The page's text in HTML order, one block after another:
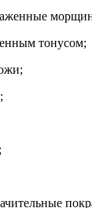
тонусом;